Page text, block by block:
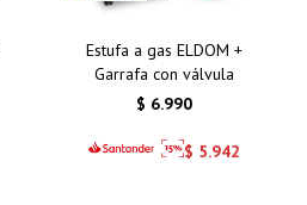
Estufa a gas ELDOM +
Garrafa con válvula
$ 6.990
$ 5.942